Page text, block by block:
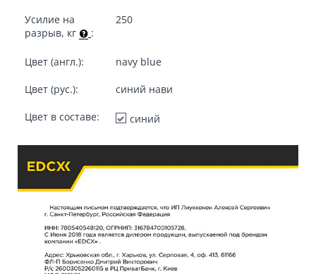
Усилие на
разрыв, кг
:
250
Цвет (англ.): navy blue
Цвет (рус.): синий нави
Цвет в составе: синий